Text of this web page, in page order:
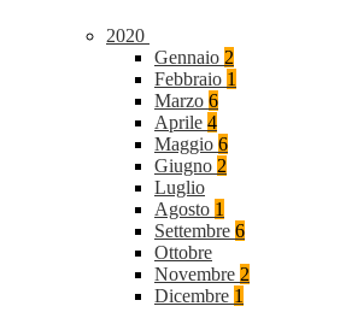
2020
Gennaio 2
Febbraio 1
Marzo 6
Aprile 4
Maggio 6
Giugno 2
Luglio
Agosto 1
Settembre 6
Ottobre
Novembre 2
Dicembre 1